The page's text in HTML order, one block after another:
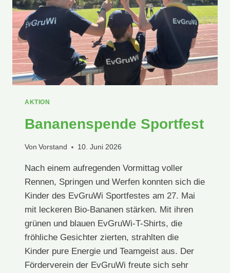
AKTION
Bananenspende Sportfest
Von Vorstand 10. Juni 2026
Nach einem aufregenden Vormittag voller
Rennen, Springen und Werfen konnten sich die
Kinder des EvGruWi Sportfestes am 27. Mai
mit leckeren Bio-Bananen stärken. Mit ihren
grünen und blauen EvGruWi-T-Shirts, die
fröhliche Gesichter zierten, strahlten die
Kinder pure Energie und Teamgeist aus. Der
Förderverein der EvGruWi freute sich sehr